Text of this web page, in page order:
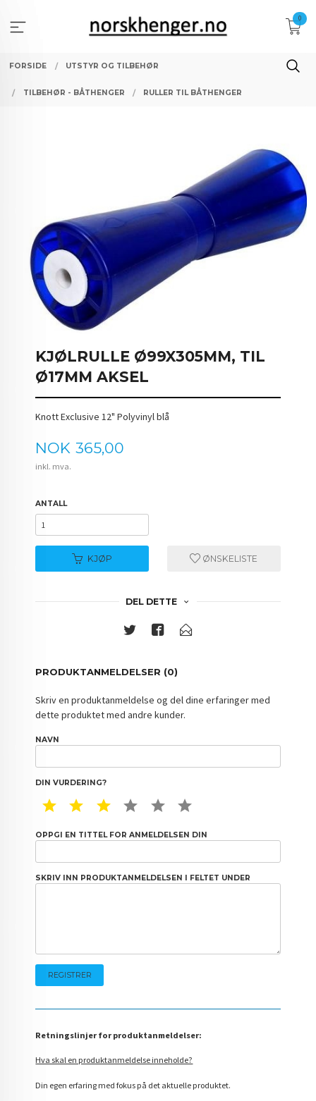
innholdet
0
FORSIDE UTSTYR OG TILBEHØR
TILBEHØR - BÅTHENGER RULLER TIL BÅTHENGER
KJØLRULLE Ø99X305MM, TIL
Ø17MM AKSEL
Knott Exclusive 12" Polyvinyl blå
Pris
NOK 365,00
inkl. mva.
ANTALL
KJØP ØNSKELISTE
DEL DETTE
PRODUKTANMELDELSER (0)
Skriv en produktanmeldelse og del dine erfaringer med
dette produktet med andre kunder.
NAVN
DIN VURDERING?
1 STAR2 STAR3 STAR4 STAR5 STAR
OPPGI EN TITTEL FOR ANMELDELSEN DIN
SKRIV INN PRODUKTANMELDELSEN I FELTET UNDER
Retningslinjer for produktanmeldelser:
Hva skal en produktanmeldelse inneholde?
Din egen erfaring med fokus på det aktuelle produktet.